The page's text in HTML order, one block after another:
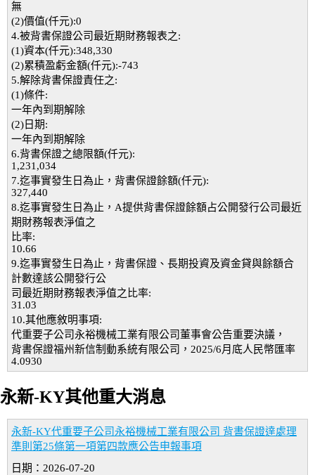
無
(2)價值(仟元):0
4.被背書保證公司最近期財務報表之:
(1)資本(仟元):348,330
(2)累積盈虧金額(仟元):-743
5.解除背書保證責任之:
(1)條件:
一年內到期解除
(2)日期:
一年內到期解除
6.背書保證之總限額(仟元):
1,231,034
7.迄事實發生日為止，背書保證餘額(仟元):
327,440
8.迄事實發生日為止，A提供背書保證餘額占公開發行公司最近
期財務報表淨值之
比率:
10.66
9.迄事實發生日為止，背書保證、長期投資及資金貸與餘額合
計數達該公開發行公
司最近期財務報表淨值之比率:
31.03
10.其他應敘明事項:
代重要子公司永裕機械工業有限公司董事會公告重要決議，
背書保證福州新信制動系統有限公司，2025/6月底人民幣匯率
4.0930
永新-KY其他重大消息
永新-KY代重要子公司永裕機械工業有限公司 背書保證達處理
準則第25條第一項第四款應公告申報事項
日期：2026-07-20